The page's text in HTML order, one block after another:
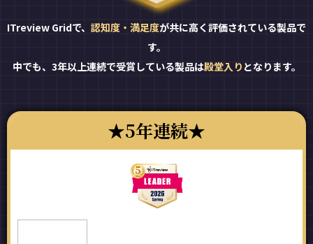
ITreview Gridで、 認知度・満足度が共に高く評価されている製品で
す。
中でも、3年以上連続で受賞している製品は殿堂入り となります。
5年連続